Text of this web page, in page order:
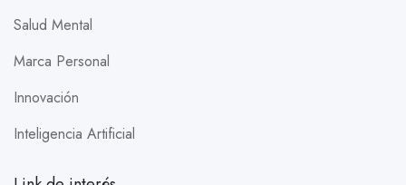
Salud Mental
Marca Personal
Innovación
Inteligencia Artificial